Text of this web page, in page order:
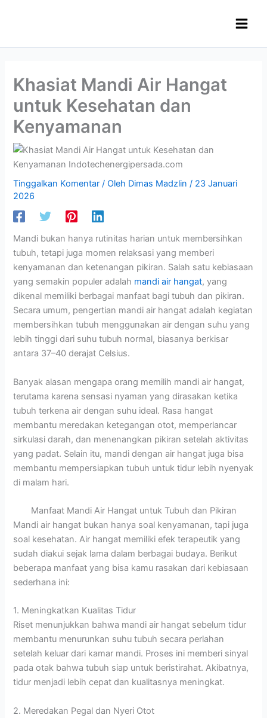
Khasiat Mandi Air Hangat
untuk Kesehatan dan
Kenyamanan
Tinggalkan Komentar / Oleh Dimas Madzlin/ 23 Januari
2026
Mandi bukan hanya rutinitas harian untuk membersihkan
tubuh, tetapi juga momen relaksasi yang memberi
kenyamanan dan ketenangan pikiran. Salah satu kebiasaan
yang semakin populer adalah mandi air hangat, yang
dikenal memiliki berbagai manfaat bagi tubuh dan pikiran.
Secara umum, pengertian mandi air hangat adalah kegiatan
membersihkan tubuh menggunakan air dengan suhu yang
lebih tinggi dari suhu tubuh normal, biasanya berkisar
antara 37–40 derajat Celsius.
Banyak alasan mengapa orang memilih mandi air hangat,
terutama karena sensasi nyaman yang dirasakan ketika
tubuh terkena air dengan suhu ideal. Rasa hangat
membantu meredakan ketegangan otot, memperlancar
sirkulasi darah, dan menenangkan pikiran setelah aktivitas
yang padat. Selain itu, mandi dengan air hangat juga bisa
membantu mempersiapkan tubuh untuk tidur lebih nyenyak
di malam hari.
Manfaat Mandi Air Hangat untuk Tubuh dan Pikiran
Mandi air hangat bukan hanya soal kenyamanan, tapi juga
soal kesehatan. Air hangat memiliki efek terapeutik yang
sudah diakui sejak lama dalam berbagai budaya. Berikut
beberapa manfaat yang bisa kamu rasakan dari kebiasaan
sederhana ini:
1. Meningkatkan Kualitas Tidur
Riset menunjukkan bahwa mandi air hangat sebelum tidur
membantu menurunkan suhu tubuh secara perlahan
setelah keluar dari kamar mandi. Proses ini memberi sinyal
pada otak bahwa tubuh siap untuk beristirahat. Akibatnya,
tidur menjadi lebih cepat dan kualitasnya meningkat.
2. Meredakan Pegal dan Nyeri Otot